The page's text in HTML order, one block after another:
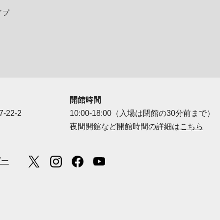
プ
22-2
開館時間
10:00-18:00（入場は閉館の30分前まで）
夜間開館など開館時間の詳細はこちら